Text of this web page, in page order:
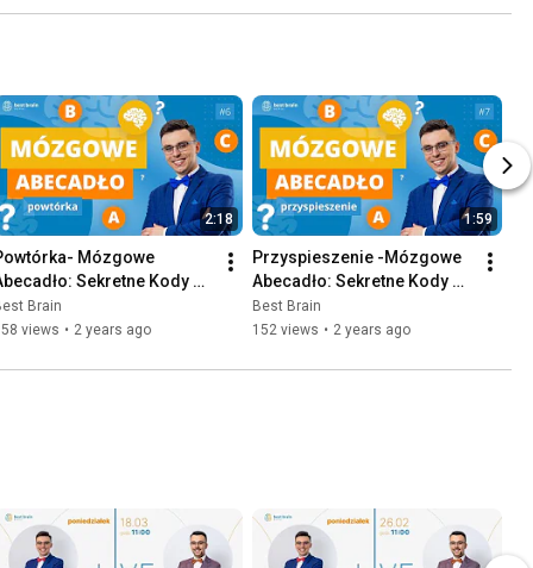
2:18
Mózgowe
Sekretne Kody
[S1O6]
Brain
views • 2 years ago
1:59
Przyspieszenie -Mózgowe
Abecadło: Sekretne Kody
Umysłu [S1O7]
Best Brain
152 views • 2 years ago